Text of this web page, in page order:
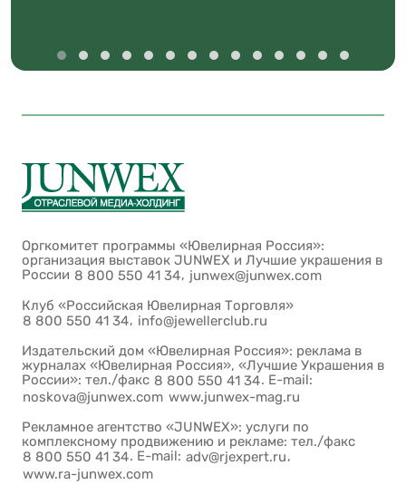
Оргкомитет программы «Ювелирная Россия»:
организация выставок JUNWEX и Лучшие украшения в
России 8 800 550 41 34, junwex@junwex.com
Клуб «Российская Ювелирная Торговля»
8 800 550 41 34, info@jewellerclub.ru
Издательский дом «Ювелирная Россия»: реклама в
журналах «Ювелирная Россия», «Лучшие Украшения в
России»: тел./факс 8 800 550 41 34. E-mail:
noskova@junwex.com www.junwex-mag.ru
Рекламное агентство «JUNWEX»: услуги по
комплексному продвижению и рекламе: тел./факс
8 800 550 41 34. E-mail: adv@rjexpert.ru,
www.ra-junwex.com